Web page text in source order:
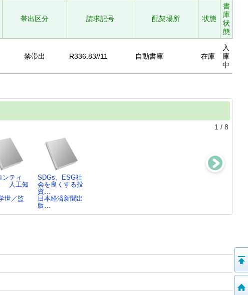
帯出区分 請求記号 配架場所 状態
書
庫
状
態
禁帯出 R336.83//11 自動書庫 在庫
入
庫
中
1 / 8
ンティ
人工知
世／監
SDGs、ESG社
会を良くする投
資…
日本経済新聞出
版…